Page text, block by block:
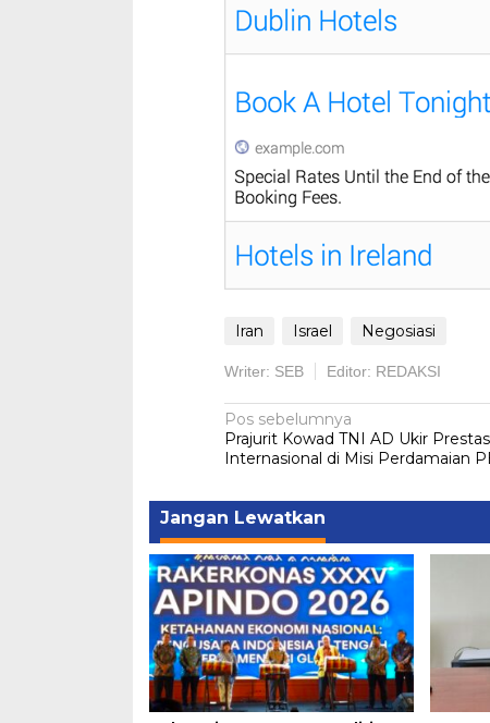
Iran Israel Negosiasi
Writer: SEB Editor: REDAKSI
Navigasi
pos
Pos sebelumnya
Prajurit Kowad TNI AD Ukir
Internasional di Misi Perdamaian
Jangan Lewatkan